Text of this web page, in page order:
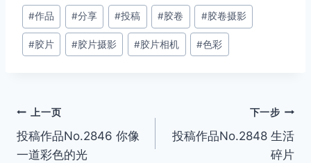
文
章
标
#作品 #分享 #投稿 #胶卷 #胶卷摄影
#胶片 #胶片摄影 #胶片相机 #色彩
文
章
上一页
投稿作品No.2846 你像
一道彩色的光
下一步
投稿作品No.2848 生活
碎片